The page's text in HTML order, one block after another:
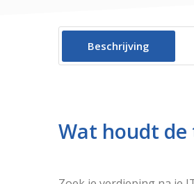
Beschrijving
Wat houdt